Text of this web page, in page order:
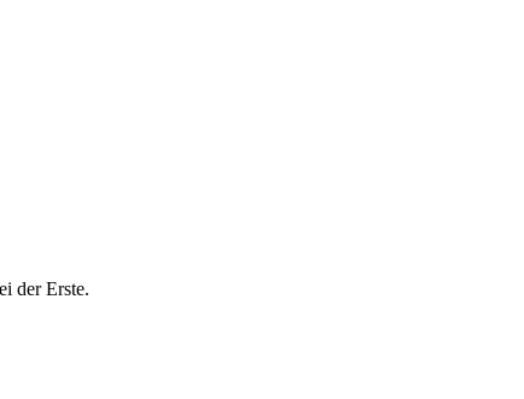
der Erste.